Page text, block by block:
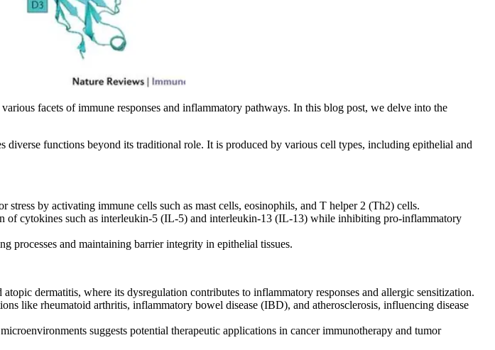
facets of immune responses and inflammatory pathways. In this blog post, we delve into the
functions beyond its traditional role. It is produced by various cell types, including epithelial and
stress by activating immune cells such as mast cells, eosinophils, and T helper 2 (Th2) cells.
of cytokines such as interleukin-5 (IL-5) and interleukin-13 (IL-13) while inhibiting pro-inflammatory
processes and maintaining barrier integrity in epithelial tissues.
dermatitis, where its dysregulation contributes to inflammatory responses and allergic sensitization.
like rheumatoid arthritis, inflammatory bowel disease (IBD), and atherosclerosis, influencing disease
suggests potential therapeutic applications in cancer immunotherapy and tumor